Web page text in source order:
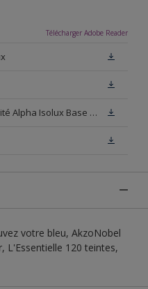
Télécharger Adobe Reader
Fiche de données de sécurité Alpha Isolux Base W05
votre bleu, AkzoNobel
L'Essentielle 120 teintes,